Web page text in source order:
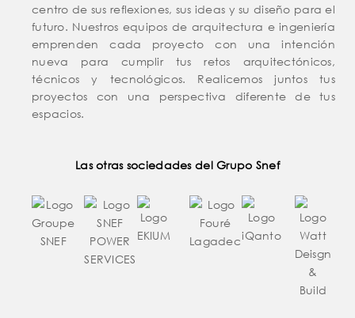
centro de sus reflexiones, sus ideas y su diseño para el
futuro. Nuestros equipos de arquitectura e ingeniería
emprenden cada proyecto con una intención
nueva para cumplir tus retos arquitectónicos,
técnicos y tecnológicos. Realicemos juntos tus
proyectos con una perspectiva diferente de tus
espacios.
Las otras sociedades del Grupo Snef